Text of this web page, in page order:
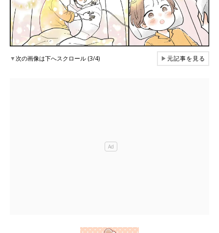
▼次の画像は下へスクロール (3/4) ▶元記事を見る